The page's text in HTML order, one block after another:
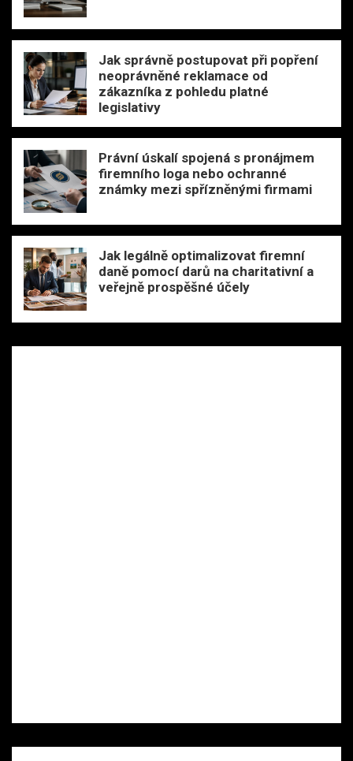
Jak správně postupovat při popření
neoprávněné reklamace od
zákazníka z pohledu platné
legislativy
Právní úskalí spojená s pronájmem
firemního loga nebo ochranné
známky mezi spřízněnými firmami
Jak legálně optimalizovat firemní
daně pomocí darů na charitativní a
veřejně prospěšné účely